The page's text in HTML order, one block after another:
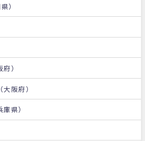
）
）
阪府）
県）